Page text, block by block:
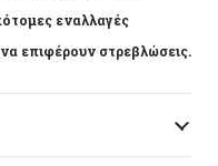
εναλλαγές
επιφέρουν στρεβλώσεις.